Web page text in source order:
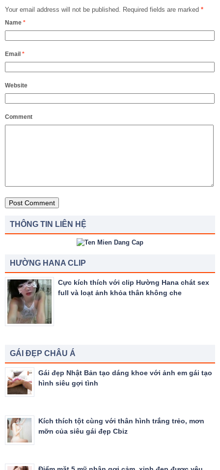
Your email address will not be published. Required fields are marked *
Name *
Email *
Website
Comment
THÔNG TIN LIÊN HỆ
HƯỜNG HANA CLIP
Cực kích thích với clip Hường Hana chát sex
full và loạt ảnh khỏa thân không che
GÁI ĐẸP CHÂU Á
Gái đẹp Nhật Bản tạo dáng khoe với ảnh em gái tạo
hình siêu gợi tình
Kích thích tột cùng với thân hình trắng trẻo, mơn
mỡn của siêu gái đẹp Cbiz